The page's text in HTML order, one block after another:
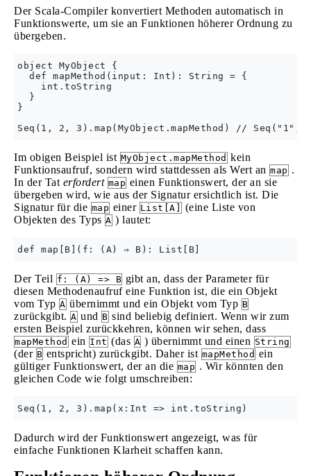
Der Scala-Compiler konvertiert Methoden automatisch in
Funktionswerte, um sie an Funktionen höherer Ordnung zu
übergeben.
object MyObject {
  def mapMethod(input: Int): String = {
    int.toString
  }
}
Im obigen Beispiel ist MyObject.mapMethod kein
Funktionsaufruf, sondern wird stattdessen als Wert an map .
In der Tat erfordert map einen Funktionswert, der an sie
übergeben wird, wie aus der Signatur ersichtlich ist. Die
Signatur für die map einer List[A]
(eine Liste von
Objekten des Typs A ) lautet:
Der Teil f: (A) => B gibt an, dass der Parameter für
diesen Methodenaufruf eine Funktion ist, die ein Objekt
vom Typ A übernimmt und ein Objekt vom Typ B
zurückgibt. A und B sind beliebig definiert. Wenn wir zum
ersten Beispiel zurückkehren, können wir sehen, dass
mapMethod ein Int (das A ) übernimmt und einen String
(der B entspricht) zurückgibt. Daher ist mapMethod ein
gültiger Funktionswert, der an die map . Wir könnten den
gleichen Code wie folgt umschreiben:
Dadurch wird der Funktionswert angezeigt, was für
einfache Funktionen Klarheit schaffen kann.